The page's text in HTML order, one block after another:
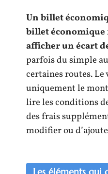
Un billet
billet
afficher un écart
parfois du simple
certaines routes.
uniquement le
lire les conditions
des frais
modifier ou
Les éléments qui